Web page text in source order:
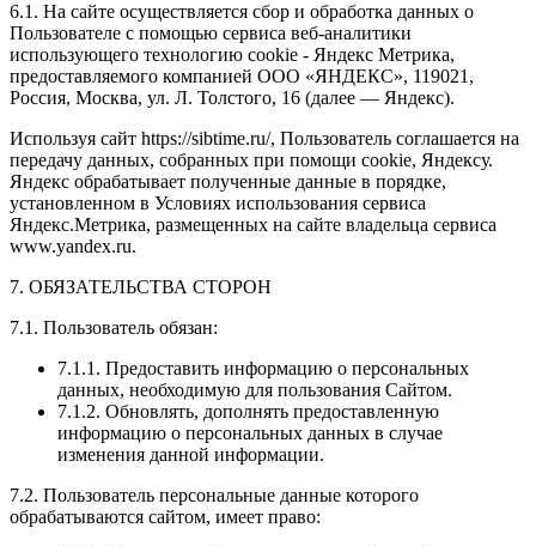
6.1. На сайте осуществляется сбор и обработка данных о
Пользователе с помощью сервиса веб-аналитики
использующего технологию cookie - Яндекс Метрика,
предоставляемого компанией ООО «ЯНДЕКС», 119021,
Россия, Москва, ул. Л. Толстого, 16 (далее — Яндекс).
Используя сайт https://sibtime.ru/, Пользователь соглашается на
передачу данных, собранных при помощи cookie, Яндексу.
Яндекс обрабатывает полученные данные в порядке,
установленном в Условиях использования сервиса
Яндекс.Метрика, размещенных на сайте владельца сервиса
www.yandex.ru.
7. ОБЯЗАТЕЛЬСТВА СТОРОН
7.1. Пользователь обязан:
7.1.1. Предоставить информацию о персональных
данных, необходимую для пользования Сайтом.
7.1.2. Обновлять, дополнять предоставленную
информацию о персональных данных в случае
изменения данной информации.
7.2. Пользователь персональные данные которого
обрабатываются сайтом, имеет право: